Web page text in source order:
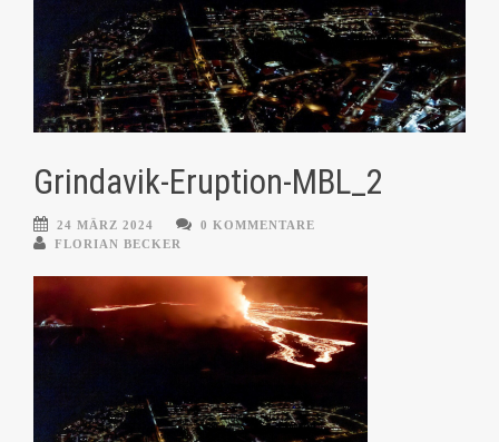
Grindavik-Eruption-MBL_2
24 MÄRZ 2024
0 KOMMENTARE
FLORIAN BECKER